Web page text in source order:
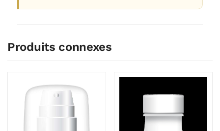
Produits connexes